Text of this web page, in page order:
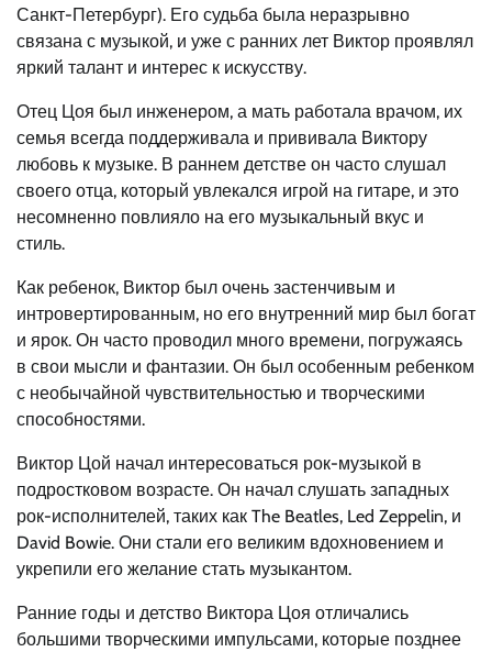
Санкт-Петербург). Его судьба была неразрывно
связана с музыкой, и уже с ранних лет Виктор проявлял
яркий талант и интерес к искусству.
Отец Цоя был инженером, а мать работала врачом, их
семья всегда поддерживала и прививала Виктору
любовь к музыке. В раннем детстве он часто слушал
своего отца, который увлекался игрой на гитаре, и это
несомненно повлияло на его музыкальный вкус и
стиль.
Как ребенок, Виктор был очень застенчивым и
интровертированным, но его внутренний мир был богат
и ярок. Он часто проводил много времени, погружаясь
в свои мысли и фантазии. Он был особенным ребенком
с необычайной чувствительностью и творческими
способностями.
Виктор Цой начал интересоваться рок-музыкой в
подростковом возрасте. Он начал слушать западных
рок-исполнителей, таких как The Beatles, Led Zeppelin, и
David Bowie. Они стали его великим вдохновением и
укрепили его желание стать музыкантом.
Ранние годы и детство Виктора Цоя отличались
большими творческими импульсами, которые позднее